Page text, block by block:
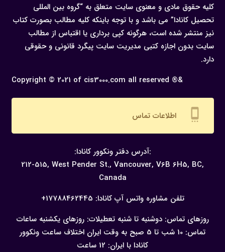
کلیه حقوق مادی و معنوی سایت متعلق به “گروه بین المللی
تحصیل کانادا” می باشد و با توجه باینکه کلیه مطالب بصورت کتاب
نیز منتشر شده است، هرگونه كپی برداری یا اقتباس از مطالب
سایت بدون اجازه كتبی مدیریت سایت پیگرد قانونی و حقوقی
دارد.
Copyright © 2021 of cis3000.com all reserved ®&
settings_cell اطلاعات تماس
:آدرس دفتر ونکوور کانادا:
212-515, West Pender St., Vancouver, V6B 6H5, BC,
Canada
تلفن مشاوره واتس آپ کانادا: 17788462445+
روزهای تماس: دوشنبه تا شنبه تعطیلات: روزهای یکشنبه ساعات
تماس: 10 شب تا 5 صبح به وقت ایران
اختلاف ساعت ونکوور
کانادا با ایران: 12 ساعت